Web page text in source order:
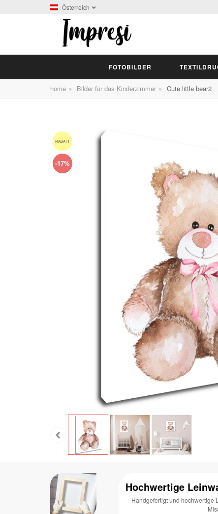
Österreich
FOTOBILDER
home » Bilder für das Kinderzimmer » Cute little bear2
RABATT
-17%
Hochwertige
Handgefertigt und hochwertige